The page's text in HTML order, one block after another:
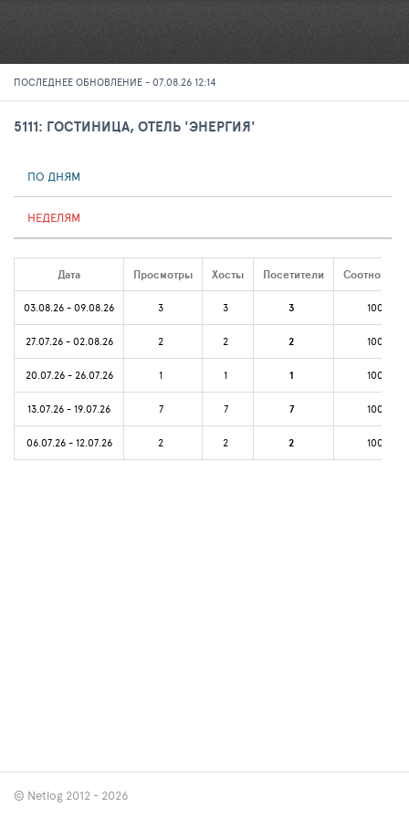
ПОСЛЕДНЕЕ ОБНОВЛЕНИЕ - 07.08.26 12:14
5111: ГОСТИНИЦА, ОТЕЛЬ 'ЭНЕРГИЯ'
ПО ДНЯМ
НЕДЕЛЯМ
Дата Просмотры Хосты Посетители
03.08.26 - 09.08.26 3 3 3 100%
27.07.26 - 02.08.26 2 2 2 100%
20.07.26 - 26.07.26 1 1 1 100%
13.07.26 - 19.07.26 7 7 7 100%
06.07.26 - 12.07.26 2 2 2 100%
© Netlog 2012 - 2026